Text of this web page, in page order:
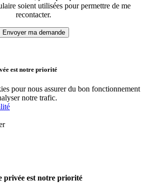
soient utilisées pour permettre de me
recontacter.
est notre priorité
pour nous assurer du bon fonctionnement
notre trafic.
privée est notre priorité